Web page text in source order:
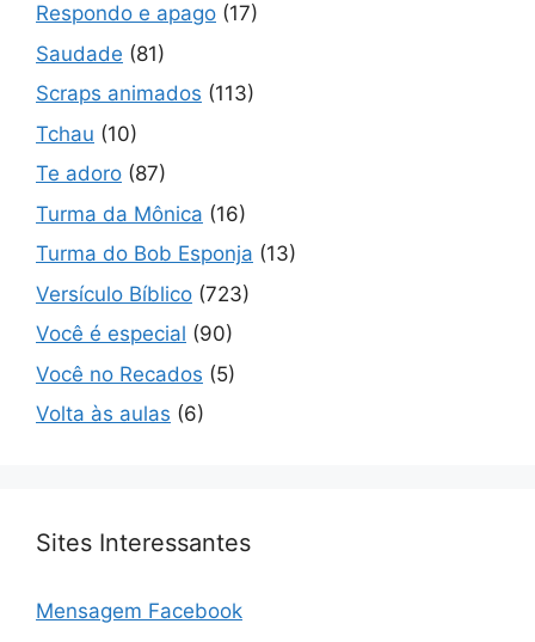
Respondo e apago (17)
Saudade (81)
Scraps animados (113)
Tchau (10)
Te adoro (87)
Turma da Mônica (16)
Turma do Bob Esponja (13)
Versículo Bíblico (723)
Você é especial (90)
Você no Recados (5)
Volta às aulas (6)
Sites Interessantes
Mensagem Facebook